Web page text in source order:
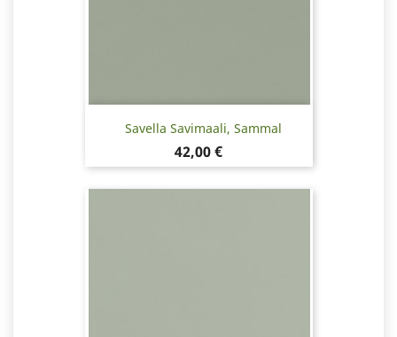
Savella Savimaali, Sammal
Hinta
42,00 €